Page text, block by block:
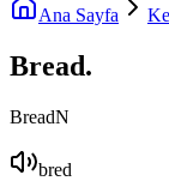
Ana Sayfa
Bread.
BreadN
bred